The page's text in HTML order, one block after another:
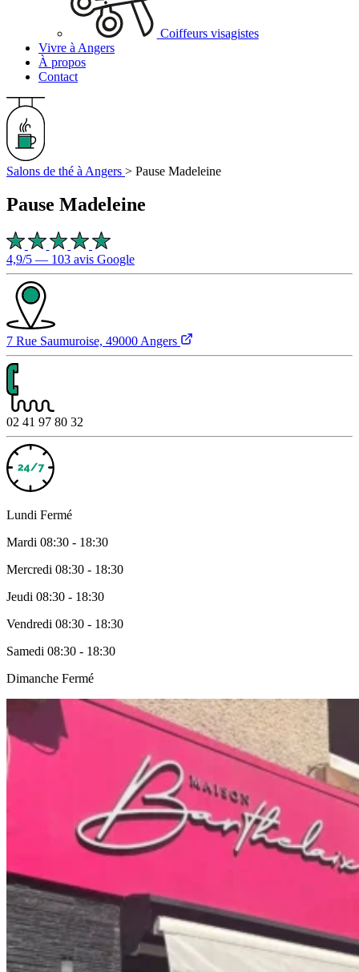
Coiffeurs visagistes
Vivre à Angers
À propos
Contact
Salons de thé à Angers > Pause Madeleine
Pause Madeleine
4,9/5 — 103 avis Google
7 Rue Saumuroise, 49000 Angers
02 41 97 80 32
Lundi Fermé
Mardi 08:30 - 18:30
Mercredi 08:30 - 18:30
Jeudi 08:30 - 18:30
Vendredi 08:30 - 18:30
Samedi 08:30 - 18:30
Dimanche Fermé